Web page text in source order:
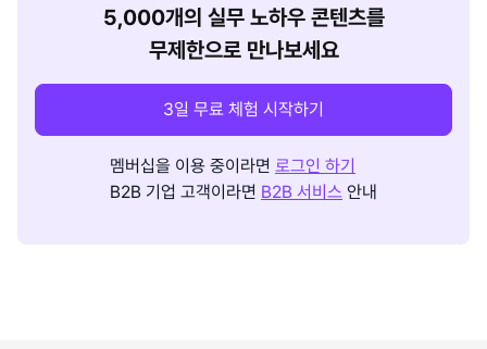
5,000개의 실무 노하우 콘텐츠를
무제한으로 만나보세요
3일 무료 체험 시작하기
멤버십을 이용 중이라면 로그인 하기
B2B 기업 고객이라면 B2B 서비스 안내